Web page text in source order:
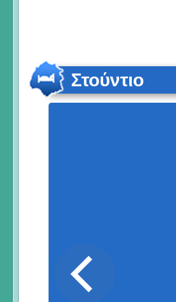
Στούντιο